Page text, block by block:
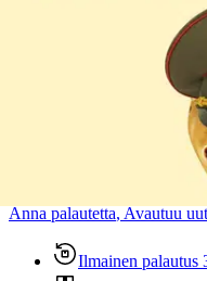
Oletko
Ovatko tuotetiedot riittävät?
voisi muuten parantaa, anna
Anna palautetta, Avautuu
Ilmainen palautus